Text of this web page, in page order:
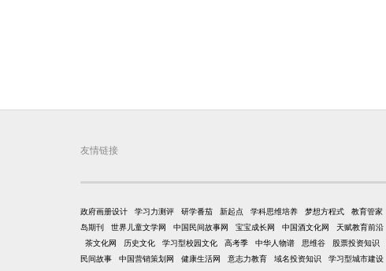
友情链接
政府画册设计 学习力测评 研学番茄 新起点 学科思维培养 梦想方程式 教育管家
岛期刊
世界儿童文学网 中国民间故事网 宝宝成长网 中国酒文化网 天赋教育前沿
茶文化网
历史文化 学习型校园文化 高考季 中华人物谱 思维谷 股票投资知识
民间故事
中国营销策划网 健康生活网 意志力教育 域名投资知识 学习型城市建设